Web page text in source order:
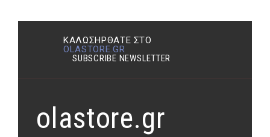
ΚΑΛΩΣΉΡΘΑΤΕ ΣΤΟ
OLASTORE.GR
SUBSCRIBE NEWSLETTER
olastore.gr